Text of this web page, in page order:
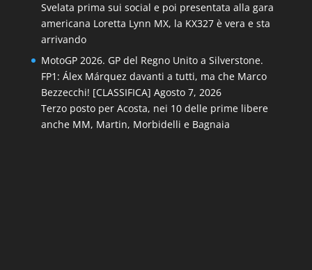
Svelata prima sui social e poi presentata alla gara
americana Loretta Lynn MX, la KX327 è vera e sta
arrivando
MotoGP 2026. GP del Regno Unito a Silverstone.
FP1: Álex Márquez davanti a tutti, ma che Marco
Bezzecchi! [CLASSIFICA] Agosto 7, 2026
Terzo posto per Acosta, nei 10 delle prime libere
anche MM, Martin, Morbidelli e Bagnaia